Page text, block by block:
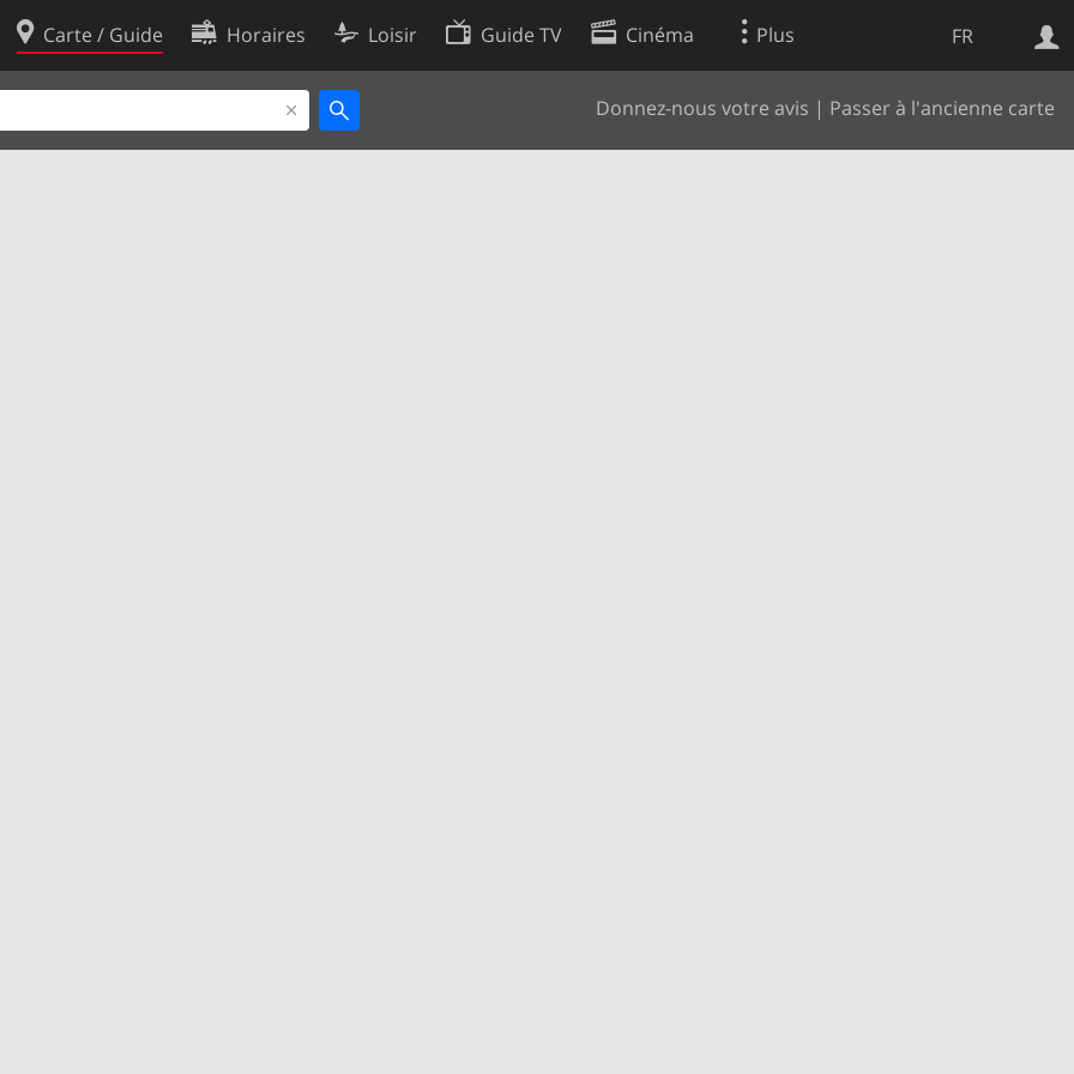
FR
Carte / Guide Horaires Loisir Guide TV Cinéma Plus
Donnez-nous votre avis | Passer à l'ancienne carte
Web
Politique en matière de cookies
Préférences de cookies